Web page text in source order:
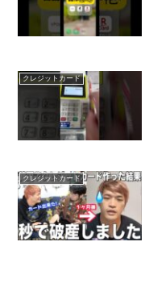
クレジットカード
クレジットカード